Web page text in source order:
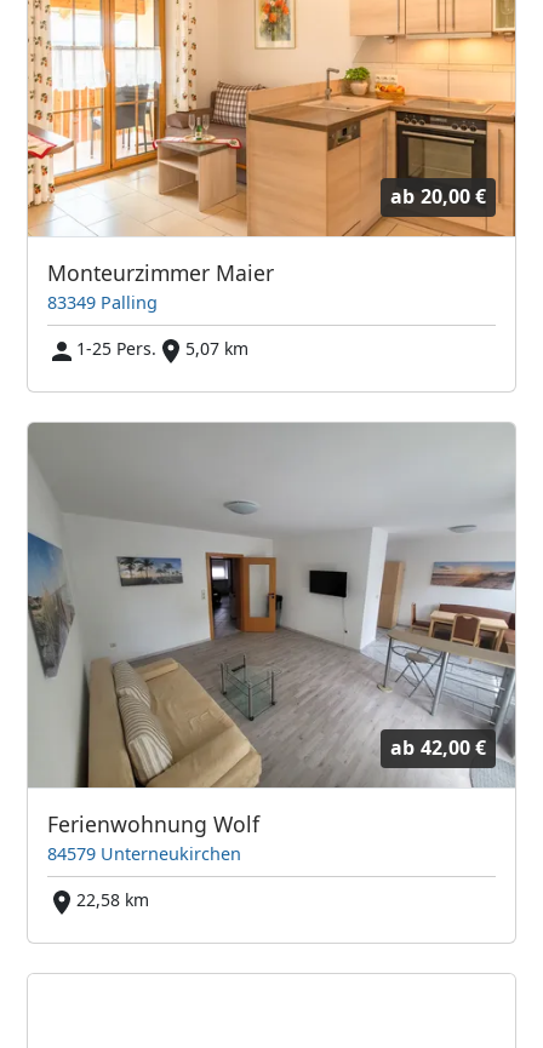
ab 20,00 €
Monteurzimmer Maier
83349 Palling
1-25 Pers.
5,07 km
ab 42,00 €
Ferienwohnung Wolf
84579 Unterneukirchen
22,58 km